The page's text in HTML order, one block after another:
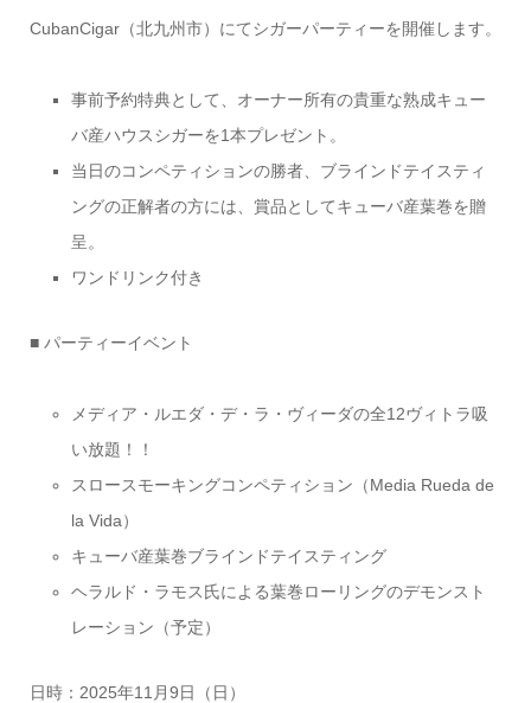
CubanCigar（北九州市）にてシガーパーティーを開催します。
事前予約特典として、オーナー所有の貴重な熟成キュー
バ産ハウスシガーを1本プレゼント。
当日のコンペティションの勝者、ブラインドテイスティ
ングの正解者の方には、賞品としてキューバ産葉巻を贈
呈。
ワンドリンク付き
■ パーティーイベント
メディア・ルエダ・デ・ラ・ヴィーダの全12ヴィトラ吸
い放題！！
スロースモーキングコンペティション（Media Rueda de
la Vida）
キューバ産葉巻ブラインドテイスティング
ヘラルド・ラモス氏による葉巻ローリングのデモンスト
レーション（予定）
日時：2025年11月9日（日）